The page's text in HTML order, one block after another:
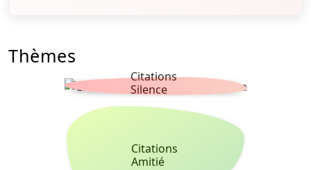
Thèmes
Citations
Silence
Citations
Amitié